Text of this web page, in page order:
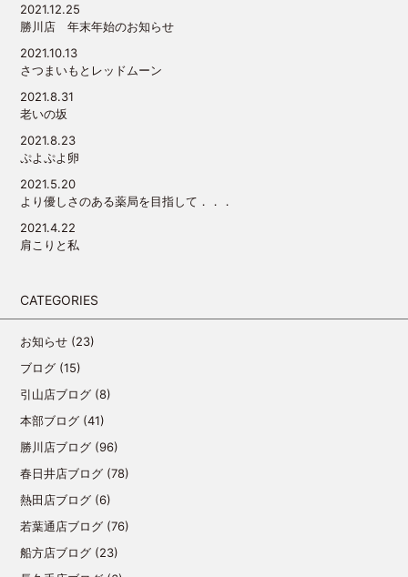
2021.12.25
勝川店 年末年始のお知らせ
2021.10.13
さつまいもとレッドムーン
2021.8.31
老いの坂
2021.8.23
ぷよぷよ卵
2021.5.20
より優しさのある薬局を目指して．．．
2021.4.22
肩こりと私
CATEGORIES
お知らせ (23)
ブログ (15)
引山店ブログ (8)
本部ブログ (41)
勝川店ブログ (96)
春日井店ブログ (78)
熱田店ブログ (6)
若葉通店ブログ (76)
船方店ブログ (23)